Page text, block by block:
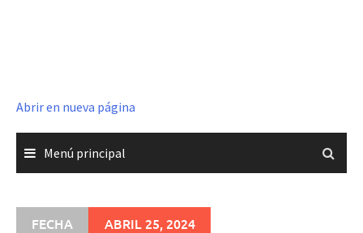
Abrir en nueva página
Menú principal
FECHA ABRIL 25, 2024